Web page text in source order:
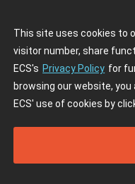
This site uses cookies to
visitor number, share
ECS's Privacy Policy for
browsing our website,
ECS' use of cookies by